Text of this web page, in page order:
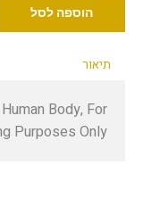
Eternal
אפרסק
הוספה לסל
תיאור
Body, For
Purposes Only